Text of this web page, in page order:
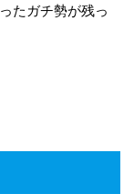
たガチ勢が残っ